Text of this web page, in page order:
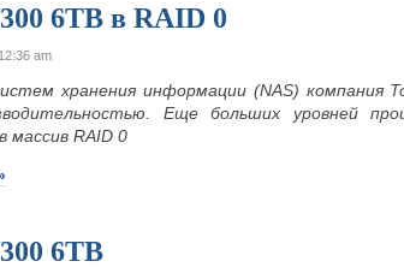
6TB в RAID 0
am
хранения информации (NAS) компания
Еще больших уровней
массив RAID 0
6TB